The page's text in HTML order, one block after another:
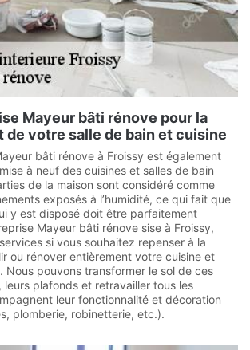
Mayeur bâti rénove pour la
de votre salle de bain et cuisine
bâti rénove à Froissy est également
à neuf des cuisines et salles de bain
de la maison sont considéré comme
exposés à l’humidité, ce qui fait que
y est disposé doit être parfaitement
Mayeur bâti rénove sise à Froissy,
si vous souhaitez repenser à la
ou rénover entièrement votre cuisine et
Nous pouvons transformer le sol de ces
leurs plafonds et retravailler tous les
leur fonctionnalité et décoration
plomberie, robinetterie, etc.).